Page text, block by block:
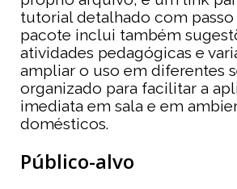
tutorial detalhado com passo
pacote inclui também
atividades pedagógicas e
ampliar o uso em diferentes
organizado para facilitar a
imediata em sala e em
domésticos.
Público-alvo